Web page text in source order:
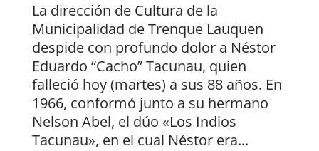
La dirección de Cultura de la
Municipalidad de Trenque Lauquen
despide con profundo dolor a Néstor
Eduardo “Cacho” Tacunau, quien
falleció hoy (martes) a sus 88 años. En
1966, conformó junto a su hermano
Nelson Abel, el dúo «Los Indios
Tacunau», en el cual Néstor era...